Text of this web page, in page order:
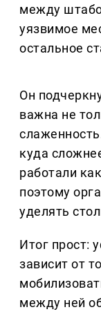
между
уязвимое
остальное
Он
важна не
куда
работали
поэтому
уделять
Итог прост:
зависит от
между ней